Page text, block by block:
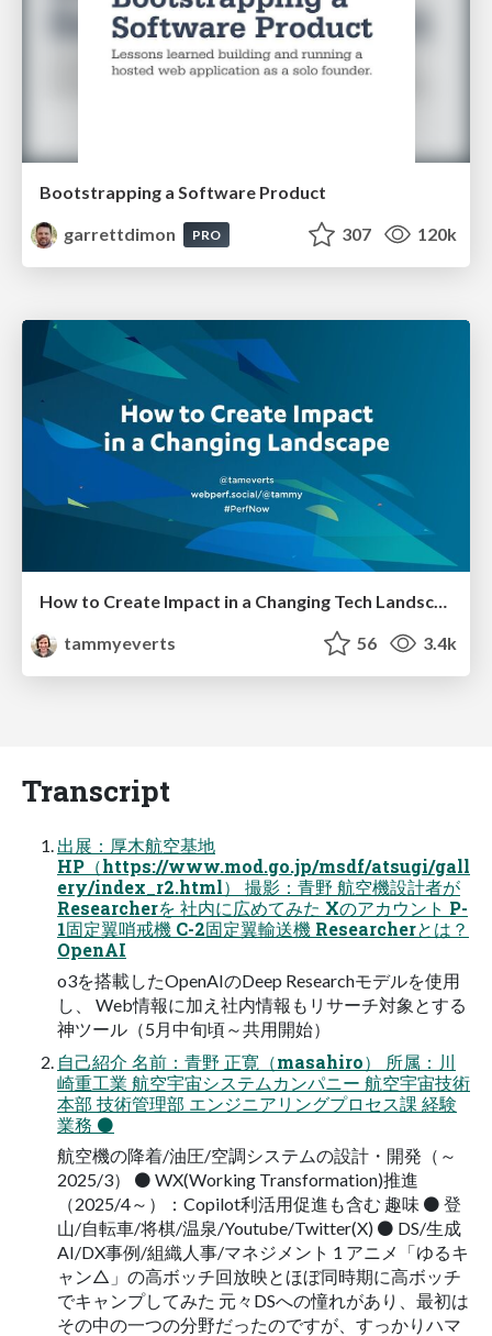
Bootstrapping a Software Product
garrettdimon
PRO 307 120k
How to Create Impact in a Changing Tech Landscape [PerfNow 2023]
tammyeverts
56 3.4k
Transcript
出展：厚木航空基地
HP（https://www.mod.go.jp/msdf/atsugi/gall
ery/index_r2.html） 撮影：青野 航空機設計者が
Researcherを 社内に広めてみた Xのアカウント P-
1固定翼哨戒機 C-2固定翼輸送機 Researcherとは？
OpenAI
o3を搭載したOpenAIのDeep Researchモデルを使用
し、 Web情報に加え社内情報もリサーチ対象とする
神ツール（5月中旬頃～共用開始）
自己紹介 名前：青野 正寛（masahiro） 所属：川
崎重工業 航空宇宙システムカンパニー 航空宇宙技術
本部 技術管理部 エンジニアリングプロセス課 経験
業務 ⚫
航空機の降着/油圧/空調システムの設計・開発（～
2025/3） ⚫ WX(Working Transformation)推進
（2025/4～）：Copilot利活用促進も含む 趣味 ⚫ 登
山/自転車/将棋/温泉/Youtube/Twitter(X) ⚫ DS/生成
AI/DX事例/組織人事/マネジメント 1 アニメ「ゆるキ
ャン△」の高ボッチ回放映とほぼ同時期に高ボッチ
でキャンプしてみた 元々DSへの憧れがあり、最初は
その中の一つの分野だったのですが、すっかりハマ